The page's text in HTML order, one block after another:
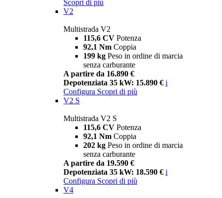
Scopri di più
V2
Multistrada V2
115,6 CV Potenza
92,1 Nm Coppia
199 kg Peso in ordine di marcia
senza carburante
A partire da 16.890 €
Depotenziata 35 kW: 15.890 € i
Configura Scopri di più
V2 S
Multistrada V2 S
115,6 CV Potenza
92,1 Nm Coppia
202 kg Peso in ordine di marcia
senza carburante
A partire da 19.590 €
Depotenziata 35 kW: 18.590 € i
Configura Scopri di più
V4